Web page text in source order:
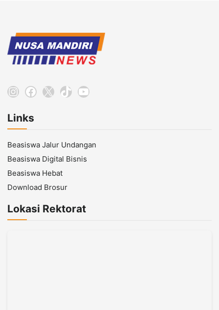
Instagram
Facebook
X TikTokYouTube
Links
Beasiswa Jalur Undangan
Beasiswa Digital Bisnis
Beasiswa Hebat
Download Brosur
Lokasi Rektorat